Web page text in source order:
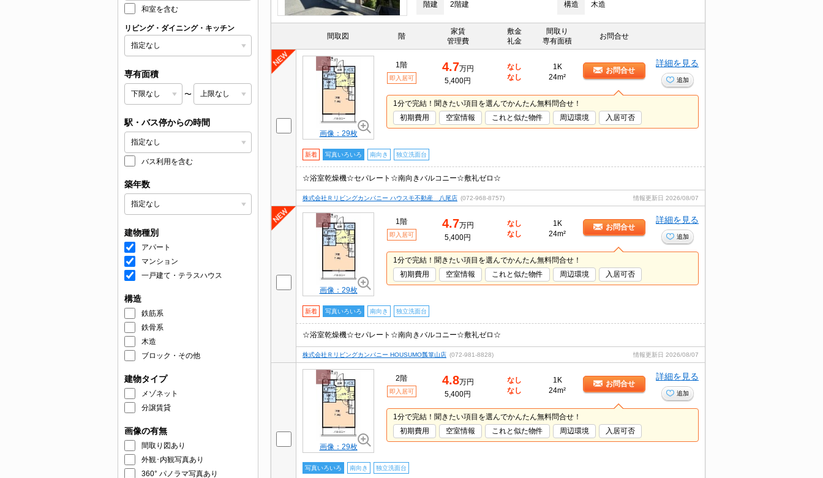
和室を含む
リビング・ダイニング・キッチン
専有面積
〜
駅・バス停からの時間
バス利用を含む
築年数
建物種別
アパート
マンション
一戸建て・テラスハウス
構造
鉄筋系
鉄骨系
木造
ブロック・その他
建物タイプ
メゾネット
分譲賃貸
画像の有無
間取り図あり
外観･内観写真あり
360° パノラマ写真あり
階建 2階建 構造 木造
間取図 階
家賃
管理費
敷金
礼金
間取り
専有面積
お問合せ
画像：29枚
1階
即入居可
4.7万円
5,400円
なし
なし
1K
24m²
お問合せ
詳細を見る
追加
1分で完結！聞きたい項目を選んでかんたん無料問合せ！
初期費用
空室情報 これと似た物件 周辺環境 入居可否
新着 写真いろいろ 南向き 独立洗面台
☆浴室乾燥機☆セパレート☆南向きバルコニー☆敷礼ゼロ☆
株式会社Ｒリビングカンパニー ハウスモ不動産 八尾店 (072-968-8757) 情報更新日 2026/08/07
画像：29枚
1階
即入居可
4.7万円
5,400円
なし
なし
1K
24m²
お問合せ
詳細を見る
追加
1分で完結！聞きたい項目を選んでかんたん無料問合せ！
初期費用
空室情報 これと似た物件 周辺環境 入居可否
新着 写真いろいろ 南向き 独立洗面台
☆浴室乾燥機☆セパレート☆南向きバルコニー☆敷礼ゼロ☆
株式会社Ｒリビングカンパニー HOUSUMO瓢箪山店 (072-981-8828) 情報更新日 2026/08/07
画像：29枚
2階
即入居可
4.8万円
5,400円
なし
なし
1K
24m²
お問合せ
詳細を見る
追加
1分で完結！聞きたい項目を選んでかんたん無料問合せ！
初期費用
空室情報 これと似た物件 周辺環境 入居可否
写真いろいろ 南向き 独立洗面台